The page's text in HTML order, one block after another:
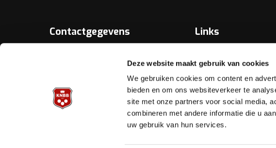
Deze website maakt gebruik van cookies
We gebruiken cookies om content en
bieden en om ons websiteverkeer te
site met onze partners voor social media,
combineren met andere informatie die u
uw gebruik van hun services.
Contactgegevens
Koninklijke Nederlandse Biljart
Archimedesbaan 7
Links
Bondsbureau
Helpdesks